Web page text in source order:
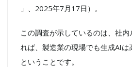
」、2025年7月17日）。
この調査が示しているのは、社
れば、製造業の現場でも生成AIは
ということです。